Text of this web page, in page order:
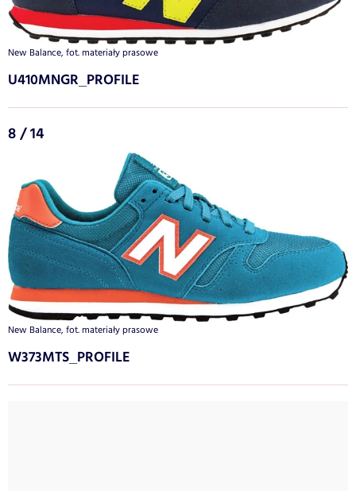
New Balance, fot. materiały prasowe
U410MNGR_PROFILE
8 / 14
New Balance, fot. materiały prasowe
W373MTS_PROFILE